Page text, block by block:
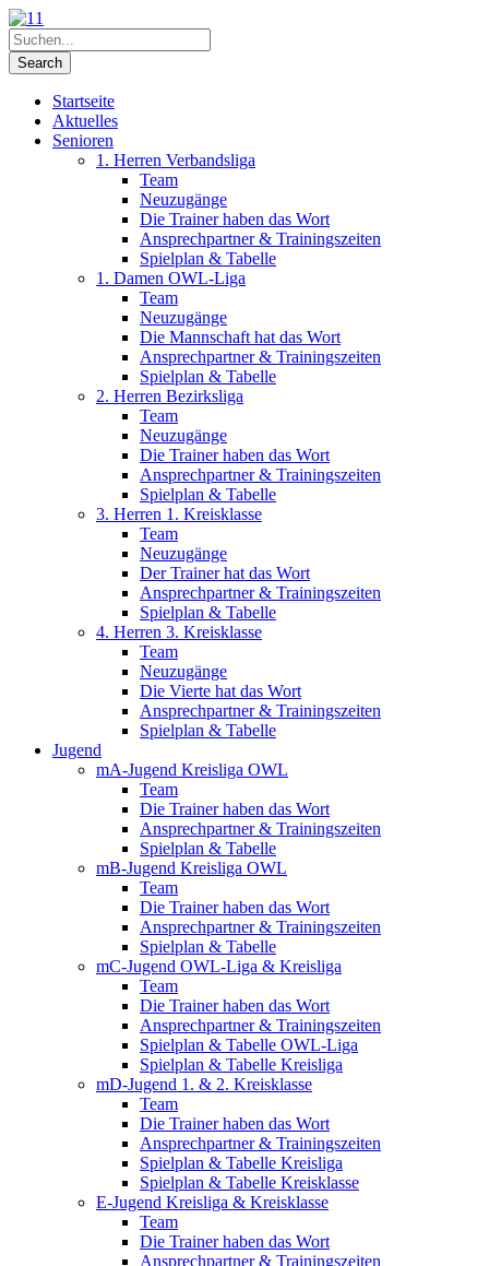
Startseite
Aktuelles
Senioren
1. Herren Verbandsliga
Team
Neuzugänge
Die Trainer haben das Wort
Ansprechpartner & Trainingszeiten
Spielplan & Tabelle
1. Damen OWL-Liga
Team
Neuzugänge
Die Mannschaft hat das Wort
Ansprechpartner & Trainingszeiten
Spielplan & Tabelle
2. Herren Bezirksliga
Team
Neuzugänge
Die Trainer haben das Wort
Ansprechpartner & Trainingszeiten
Spielplan & Tabelle
3. Herren 1. Kreisklasse
Team
Neuzugänge
Der Trainer hat das Wort
Ansprechpartner & Trainingszeiten
Spielplan & Tabelle
4. Herren 3. Kreisklasse
Team
Neuzugänge
Die Vierte hat das Wort
Ansprechpartner & Trainingszeiten
Spielplan & Tabelle
Jugend
mA-Jugend Kreisliga OWL
Team
Die Trainer haben das Wort
Ansprechpartner & Trainingszeiten
Spielplan & Tabelle
mB-Jugend Kreisliga OWL
Team
Die Trainer haben das Wort
Ansprechpartner & Trainingszeiten
Spielplan & Tabelle
mC-Jugend OWL-Liga & Kreisliga
Team
Die Trainer haben das Wort
Ansprechpartner & Trainingszeiten
Spielplan & Tabelle OWL-Liga
Spielplan & Tabelle Kreisliga
mD-Jugend 1. & 2. Kreisklasse
Team
Die Trainer haben das Wort
Ansprechpartner & Trainingszeiten
Spielplan & Tabelle Kreisliga
Spielplan & Tabelle Kreisklasse
E-Jugend Kreisliga & Kreisklasse
Team
Die Trainer haben das Wort
Ansprechpartner & Trainingszeiten